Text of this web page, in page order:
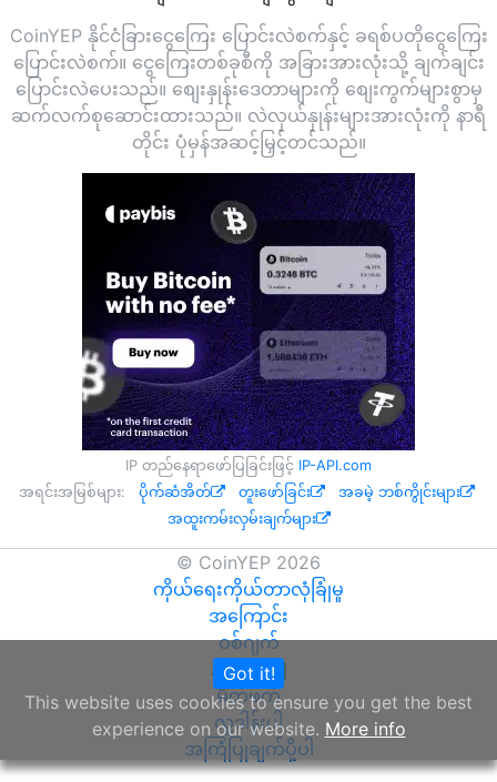
CoinYEP နိုင်ငံခြားငွေကြေး ပြောင်းလဲစက်နှင့် ခရစ်ပတိုငွေကြေး
ပြောင်းလဲစက်။ ငွေကြေးတစ်ခုစီကို အခြားအားလုံးသို့ ချက်ချင်း
ပြောင်းလဲပေးသည်။ စျေးနှုန်းဒေတာများကို စျေးကွက်များစွာမှ
ဆက်လက်စုဆောင်းထားသည်။ လဲလှယ်နှုန်းများအားလုံးကို နာရီ
တိုင်း ပုံမှန်အဆင့်မြှင့်တင်သည်။
IP တည်နေရာဖော်ပြခြင်းဖြင့် IP-API.com
အရင်းအမြစ်များ: ပိုက်ဆံအိတ် တူးဖော်ခြင်း
အခမဲ့ ဘစ်ကွိုင်းများ
အထူးကမ်းလှမ်းချက်များ
© CoinYEP 2026
ကိုယ်ရေးကိုယ်တာလုံခြုံမှု
အကြောင်း
ဝစ်ဂျက်
API NEW
မိတ်ဖက်
လှူဒါန်းပါ
အကြံပြုချက်ပို့ပါ
Got it!
This website uses cookies to ensure you get the best
experience on our website. More info